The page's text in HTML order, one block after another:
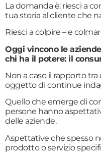
La domanda è: riesci a
tua storia al cliente che
Riesci a colpire – e
Oggi vincono le
chi ha il potere: il
Non a caso il rapporto
oggetto di continue
Quello che emerge di
persone hanno
delle aziende.
Aspettative che spesso
prodotto o servizio